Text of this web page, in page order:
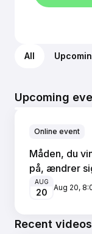
All
Upcoming
Online event
Måden, du
på, ændrer
AUG
20 Aug 20,
Recent videos